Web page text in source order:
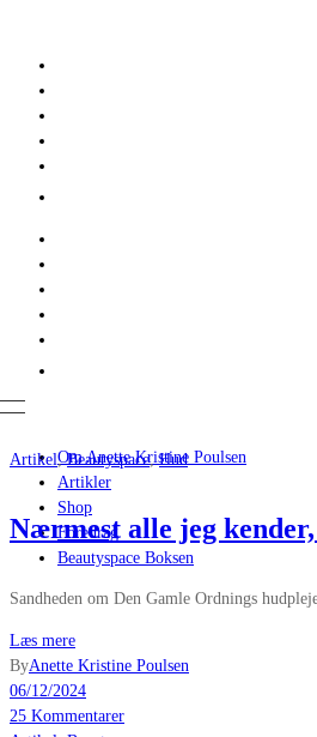
Om Anette Kristine Poulsen
Artikler
Shop
Foredrag
Beautyspace Boksen
Artikel,Beautyspace,Hud
Nærmest alle jeg
Sandheden om Den Gamle Ordnings
Læs mere
ByAnette Kristine Poulsen
06/12/2024
25 Kommentarer